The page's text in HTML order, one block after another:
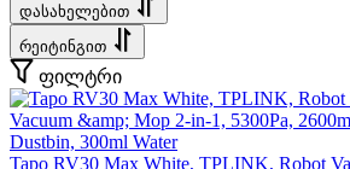
დასახელებით
რეიტინგით
ფილტრი
Tapo RV30 Max White, TPLINK, Robot